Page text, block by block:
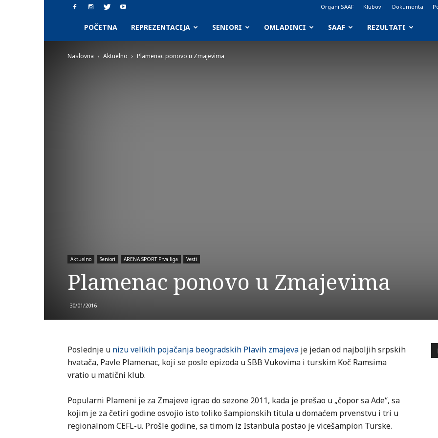
Organi SAAF Klubovi Dokumenta
SAAF.rs
POČETNA REPREZENTACIJA SENIORI OMLADINCI SAAF REZULTATI
Naslovna Aktuelno Plamenac ponovo u Zmajevima
Aktuelno Seniori ARENA SPORT Prva liga Vesti
Plamenac ponovo u Zmajevima
30/01/2016
Poslednje u nizu velikih pojačanja beogradskih Plavih zmajeva je jedan od najboljih srpskih
hvatača, Pavle Plamenac, koji se posle epizoda u SBB Vukovima i turskim Koč Ramsima
vratio u matični klub.
Popularni Plameni je za Zmajeve igrao do sezone 2011, kada je prešao u „čopor sa Ade“, sa
kojim je za četiri godine osvojio isto toliko šampionskih titula u domaćem prvenstvu i tri u
regionalnom CEFL-u. Prošle godine, sa timom iz Istanbula postao je vicešampion Turske.